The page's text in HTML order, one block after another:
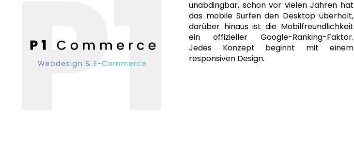
unabdingbar, schon vor vielen Jahren hat
das mobile Surfen den Desktop überholt,
darüber hinaus ist die Mobilfreundlichkeit
ein offizieller Google-Ranking-Faktor.
Jedes Konzept beginnt mit einem
responsiven Design.